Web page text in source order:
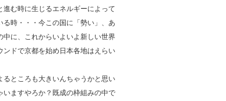
む時に生じるエネルギーによって
時・・・今この国に「勢い」、あ
に、これからいよいよ新しい世界
ドで京都を始め日本各地はえらい
ところも大きいんちゃうかと思い
ますやろか？既成の枠組みの中で